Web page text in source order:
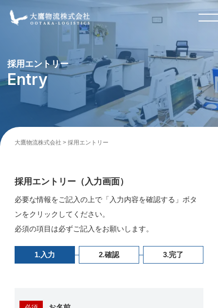
採用エントリー
Entry
大鷹物流株式会社 > 採用エントリー
採用エントリー（入力画面）
必要な情報をご記入の上で「入力内容を確認する」ボタ
ンをクリックしてください。
必須の項目は必ずご記入をお願いします。
1.入力 2.確認 3.完了